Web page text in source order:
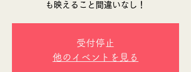
も映えること間違いなし！
受付停止
他のイベントを見る